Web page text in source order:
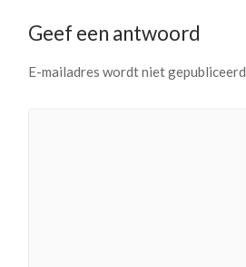
Geef een antwoord
E-mailadres wordt niet gepubliceerd